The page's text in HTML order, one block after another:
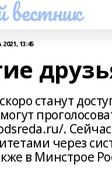
13:45
станут
.
через
в Минстрое